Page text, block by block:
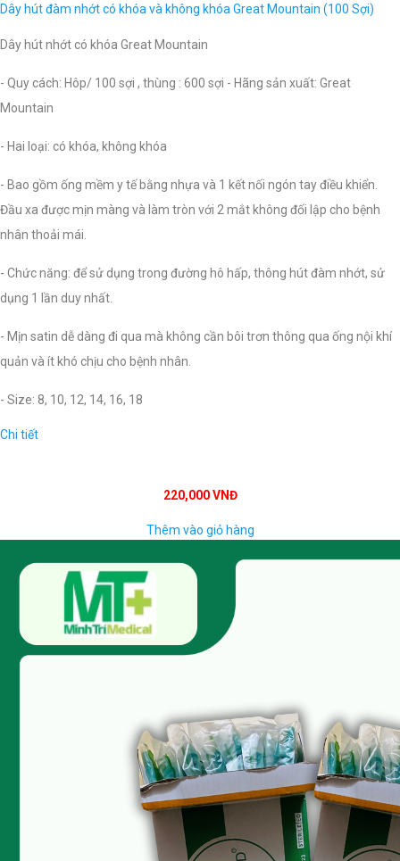
Dây hút đàm nhớt có khóa và không khóa Great Mountain (100 Sợi)
Dây hút nhớt có khóa Great Mountain
- Quy cách: Hôp/ 100 sợi , thùng : 600 sợi - Hãng sản xuất: Great
Mountain
- Hai loại: có khóa, không khóa
- Bao gồm ống mềm y tế bằng nhựa và 1 kết nối ngón tay điều khiển.
Đầu xa được mịn màng và làm tròn với 2 mắt không đối lập cho bệnh
nhân thoải mái.
- Chức năng: để sử dụng trong đường hô hấp, thông hút đàm nhớt, sử
dụng 1 lần duy nhất.
- Mịn satin dễ dàng đi qua mà không cần bôi trơn thông qua ống nội khí
quản và ít khó chịu cho bệnh nhân.
- Size: 8, 10, 12, 14, 16, 18
Chi tiết
220,000 VNĐ
Thêm vào giỏ hàng